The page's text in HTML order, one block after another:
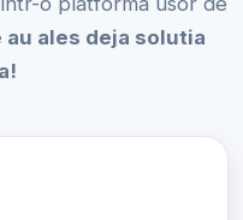
ales deja solutia